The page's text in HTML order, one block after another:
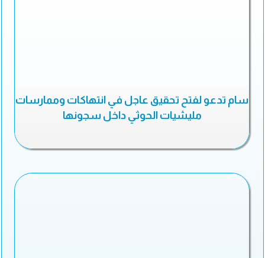
سام تدعو لفتح تحقيق عاجل في انتهاكات وممارسات
مليشيات الحوثي داخل سجونها